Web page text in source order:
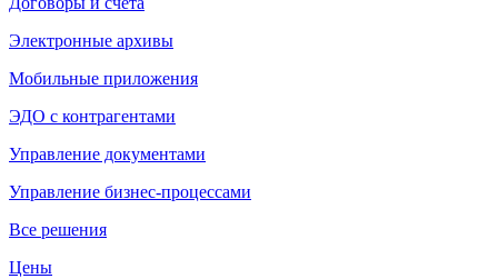
Электронные архивы
Мобильные приложения
ЭДО с контрагентами
Управление документами
Управление бизнес-процессами
Все решения
Цены